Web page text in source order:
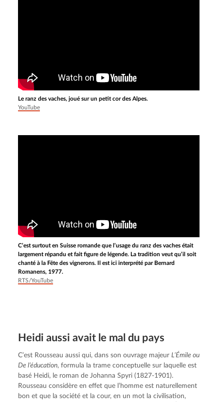
Le ranz des vaches, joué sur un petit cor des Alpes.
YouTube
C’est surtout en Suisse romande que l’usage du ranz des vaches était
largement répandu et fait figure de légende. La tradition veut qu’il soit
chanté à la Fête des vignerons. Il est ici interprété par Bernard
Romanens, 1977.
RTS/YouTube
Heidi aussi avait le mal du pays
C’est Rousseau aussi qui, dans son ouvrage majeur L’Émile ou
De l’éducation, formula la trame conceptuelle sur laquelle est
basé Heidi, le roman de Johanna Spyri (1827-1901).
Rousseau considère en effet que l’homme est naturellement
bon et que la société et la cour, en un mot la civilisation,